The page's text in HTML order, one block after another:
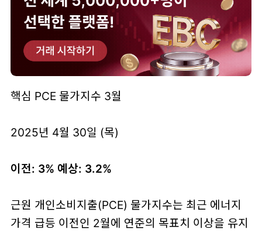
핵심 PCE 물가지수 3월
2025년 4월 30일 (목)
이전: 3% 예상: 3.2%
근원 개인소비지출(PCE) 물가지수는 최근 에너지
가격 급등 이전인 2월에 연준의 목표치 이상을 유지